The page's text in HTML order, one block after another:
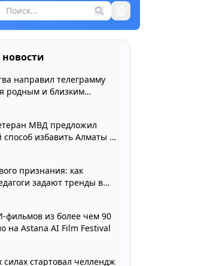
направил телеграмму
родным и близким
Ардака
МВД предложил
избавить Алматы от
признания: как
задают тренды в
из более чем 90
на Astana AI Film Festival
стартовал челлендж